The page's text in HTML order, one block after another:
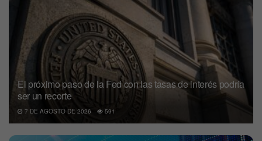
El próximo paso de la Fed con las tasas de interés podría
ser un recorte
7 DE AGOSTO DE 2026 591